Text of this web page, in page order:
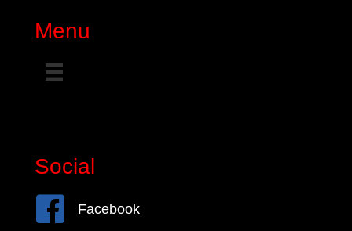
Menu
Social
FacebookFacebook